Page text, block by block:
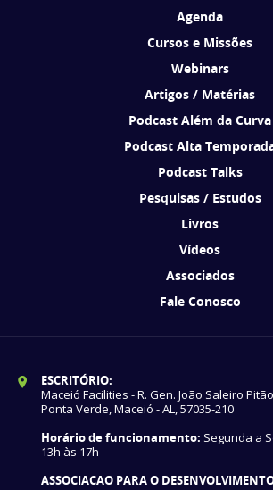
Agenda
Cursos e Missões
Webinars
Artigos / Matérias
Podcast Além da Curva
Podcast Alta
Podcast Talks
Pesquisas / Estudos
Livros
Vídeos
Associados
Fale Conosco
ESCRITÓRIO:
Maceió Facilities - R. Gen. João Saleiro
Ponta Verde, Maceió - AL, 57035-210
Horário de funcionamento: Segunda a
13h às 17h
ASSOCIACAO PARA O